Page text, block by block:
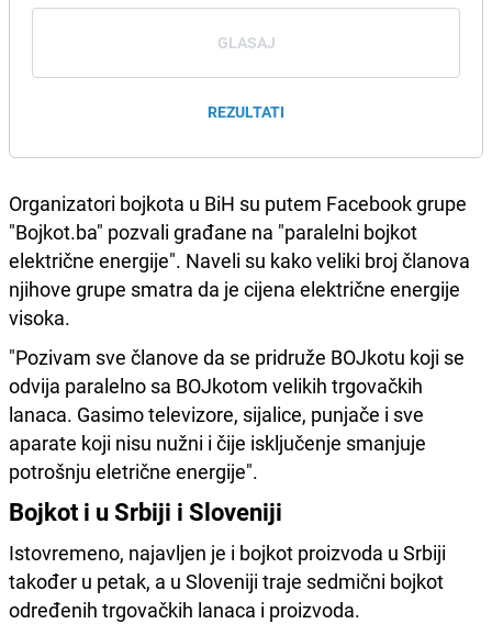
GLASAJ
REZULTATI
Organizatori bojkota u BiH su putem Facebook grupe
"Bojkot.ba" pozvali građane na "paralelni bojkot
električne energije". Naveli su kako veliki broj članova
njihove grupe smatra da je cijena električne energije
visoka.
"Pozivam sve članove da se pridruže BOJkotu koji se
odvija paralelno sa BOJkotom velikih trgovačkih
lanaca. Gasimo televizore, sijalice, punjače i sve
aparate koji nisu nužni i čije isključenje smanjuje
potrošnju eletrične energije".
Bojkot i u Srbiji i Sloveniji
Istovremeno, najavljen je i bojkot proizvoda u Srbiji
također u petak, a u Sloveniji traje sedmični bojkot
određenih trgovačkih lanaca i proizvoda.​​​​​​​